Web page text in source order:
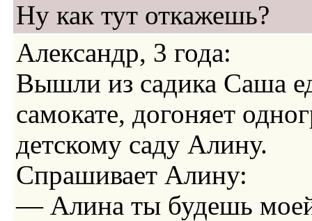
Ну как тут откажешь?
Александр, 3 года:
Вышли из садика Саша
самокате, догоняет
детскому саду Алину.
Спрашивает Алину:
— Алина ты будешь